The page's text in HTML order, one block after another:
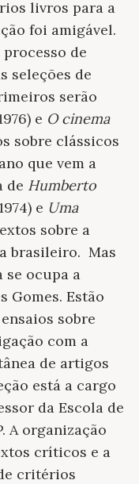
livros para a
foi amigável.
de
seleções de
serão
e O cinema
sobre clássicos
que vem a
de Humberto
e Uma
sobre a
brasileiro. Mas
se ocupa a
Gomes. Estão
sobre
com a
de artigos
está a cargo
da Escola de
A organização
críticos e a
critérios